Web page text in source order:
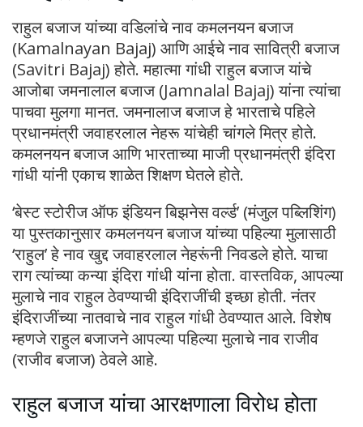
राहुल बजाज यांच्या वडिलांचे नाव कमलनयन बजाज
(Kamalnayan Bajaj) आणि आईचे नाव सावित्री बजाज
(Savitri Bajaj) होते. महात्मा गांधी राहुल बजाज यांचे
आजोबा जमनालाल बजाज (Jamnalal Bajaj) यांना त्यांचा
पाचवा मुलगा मानत. जमनालाज बजाज हे भारताचे पहिले
प्रधानमंत्री जवाहरलाल नेहरू यांचेही चांगले मित्र होते.
कमलनयन बजाज आणि भारताच्या माजी प्रधानमंत्री इंदिरा
गांधी यांनी एकाच शाळेत शिक्षण घेतले होते.
‘बेस्ट स्टोरीज ऑफ इंडियन बिझनेस वर्ल्ड’ (मंजुल पब्लिशिंग)
या पुस्तकानुसार कमलनयन बजाज यांच्या पहिल्या मुलासाठी
‘राहुल’ हे नाव खुद्द जवाहरलाल नेहरूंनी निवडले होते. याचा
राग त्यांच्या कन्या इंदिरा गांधी यांना होता. वास्तविक, आपल्या
मुलाचे नाव राहुल ठेवण्याची इंदिराजींची इच्छा होती. नंतर
इंदिराजींच्या नातवाचे नाव राहुल गांधी ठेवण्यात आले. विशेष
म्हणजे राहुल बजाजने आपल्या पहिल्या मुलाचे नाव राजीव
(राजीव बजाज) ठेवले आहे.
राहुल बजाज यांचा आरक्षणाला विरोध होता